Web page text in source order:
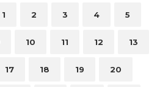
1 2 3 4 5
10 11 12 13
17 18 19 20